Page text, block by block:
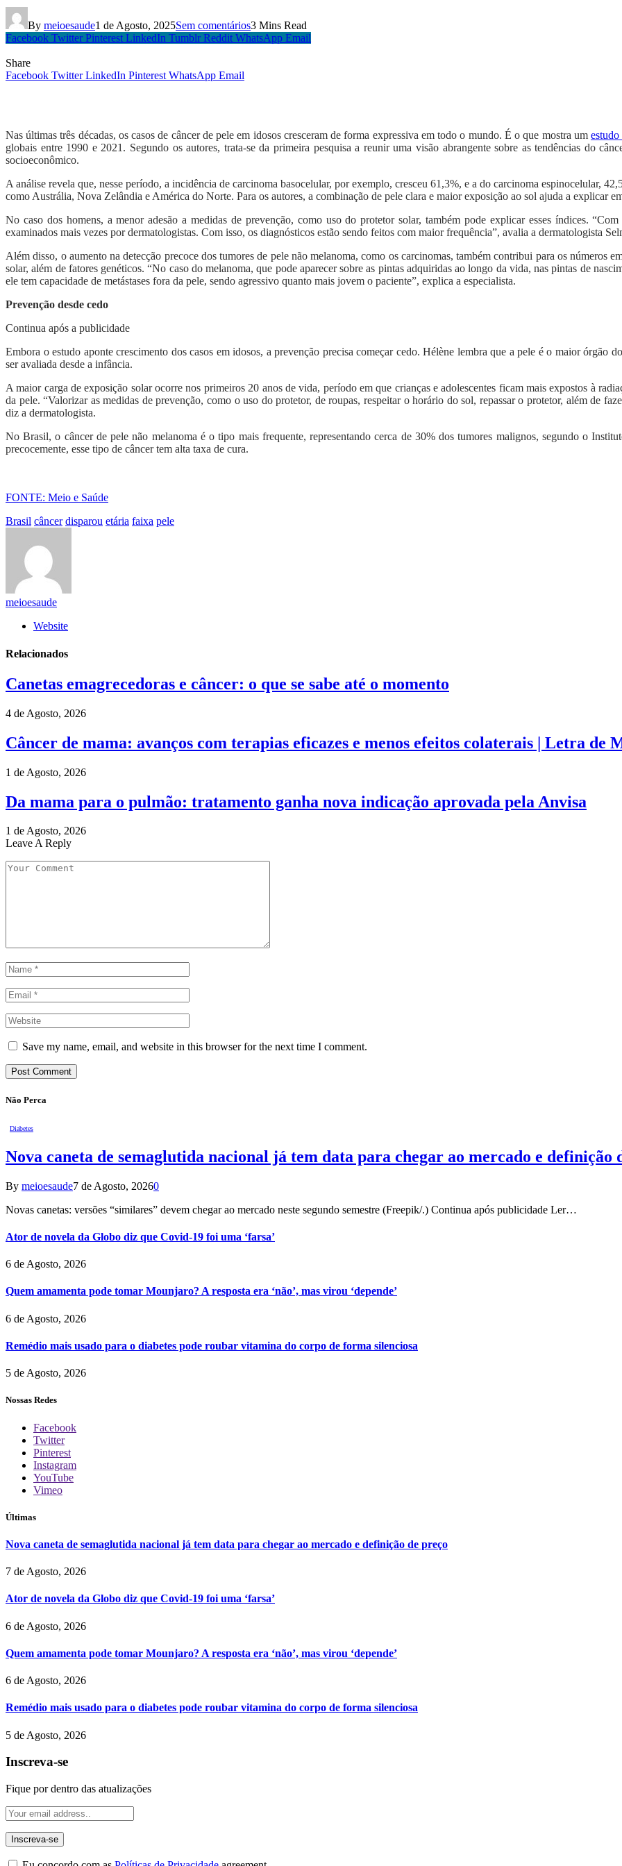
By meioesaude1 de Agosto, 2025Sem comentários3 Mins Read
Facebook Twitter Pinterest LinkedIn Tumblr Reddit WhatsApp Email
Share
Facebook Twitter LinkedIn Pinterest WhatsApp Email
Nas últimas três décadas, os casos de câncer de pele em idosos cresceram de forma expressiva em todo o mundo. É o que mostra um
globais entre 1990 e 2021. Segundo os autores, trata-se da primeira pesquisa a reunir uma visão abrangente sobre as tendências do
socioeconômico.
A análise revela que, nesse período, a incidência de carcinoma basocelular, por exemplo, cresceu 61,3%, e a do carcinoma espinocelular,
como Austrália, Nova Zelândia e América do Norte. Para os autores, a combinação de pele clara e maior exposição ao sol ajuda a explicar
No caso dos homens, a menor adesão a medidas de prevenção, como uso do protetor solar, também pode explicar esses índices.
examinados mais vezes por dermatologistas. Com isso, os diagnósticos estão sendo feitos com maior frequência”, avalia a dermatologista
Além disso, o aumento na detecção precoce dos tumores de pele não melanoma, como os carcinomas, também contribui para os números
solar, além de fatores genéticos. “No caso do melanoma, que pode aparecer sobre as pintas adquiridas ao longo da vida, nas pintas de
ele tem capacidade de metástases fora da pele, sendo agressivo quanto mais jovem o paciente”, explica a especialista.
Prevenção desde cedo
Continua após a publicidade
Embora o estudo aponte crescimento dos casos em idosos, a prevenção precisa começar cedo. Hélène lembra que a pele é o maior órgão
ser avaliada desde a infância.
A maior carga de exposição solar ocorre nos primeiros 20 anos de vida, período em que crianças e adolescentes ficam mais expostos à
da pele. “Valorizar as medidas de prevenção, como o uso do protetor, de roupas, respeitar o horário do sol, repassar o protetor, além de
diz a dermatologista.
No Brasil, o câncer de pele não melanoma é o tipo mais frequente, representando cerca de 30% dos tumores malignos, segundo o
precocemente, esse tipo de câncer tem alta taxa de cura.
FONTE: Meio e Saúde
Brasil câncer disparou etária faixa pele
meioesaude
Website
Relacionados
Canetas emagrecedoras e câncer: o que se sabe até o momento
4 de Agosto, 2026
Câncer de mama: avanços com terapias eficazes e menos efeitos colaterais | Letra de
1 de Agosto, 2026
Da mama para o pulmão: tratamento ganha nova indicação aprovada pela Anvisa
1 de Agosto, 2026
Leave A Reply
Save my name, email, and website in this browser for the next time I comment.
Não Perca
Diabetes
Nova caneta de semaglutida nacional já tem data para chegar ao mercado e definição
By meioesaude7 de Agosto, 20260
Novas canetas: versões “similares” devem chegar ao mercado neste segundo semestre (Freepik/.) Continua após publicidade Ler…
Ator de novela da Globo diz que Covid-19 foi uma ‘farsa’
6 de Agosto, 2026
Quem amamenta pode tomar Mounjaro? A resposta era ‘não’, mas virou ‘depende’
6 de Agosto, 2026
Remédio mais usado para o diabetes pode roubar vitamina do corpo de forma silenciosa
5 de Agosto, 2026
Nossas Redes
Facebook
Twitter
Pinterest
Instagram
YouTube
Vimeo
Últimas
Nova caneta de semaglutida nacional já tem data para chegar ao mercado e definição de preço
7 de Agosto, 2026
Ator de novela da Globo diz que Covid-19 foi uma ‘farsa’
6 de Agosto, 2026
Quem amamenta pode tomar Mounjaro? A resposta era ‘não’, mas virou ‘depende’
6 de Agosto, 2026
Remédio mais usado para o diabetes pode roubar vitamina do corpo de forma silenciosa
5 de Agosto, 2026
Inscreva-se
Fique por dentro das atualizações